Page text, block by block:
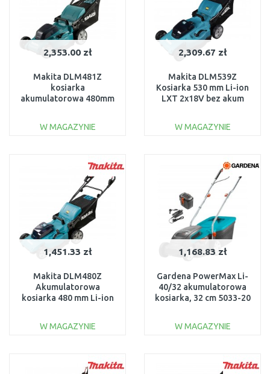
2,353.00 zł
Makita DLM481Z
kosiarka
akumulatorowa 480mm
W MAGAZYNIE
Do porównania
2,309.67 zł
Makita DLM539Z
Kosiarka 530 mm Li-ion
LXT 2x18V bez akum
W MAGAZYNIE
Do porównania
1,451.33 zł
Makita DLM480Z
Akumulatorowa
kosiarka 480 mm Li-ion
W MAGAZYNIE
Do porównania
1,168.83 zł
Gardena PowerMax Li-
40/32 akumulatorowa
kosiarka, 32 cm 5033-20
W MAGAZYNIE
Do porównania